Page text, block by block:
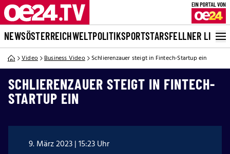
NEWSÖSTERREICHWELTPOLITIKSPORTSTARSFELLNER LIVE
Video Business Video Schlierenzauer steigt in Fintech-Startup ein
SCHLIERENZAUER STEIGT IN FINTECH-
STARTUP EIN
9. März 2023 | 15:23 Uhr